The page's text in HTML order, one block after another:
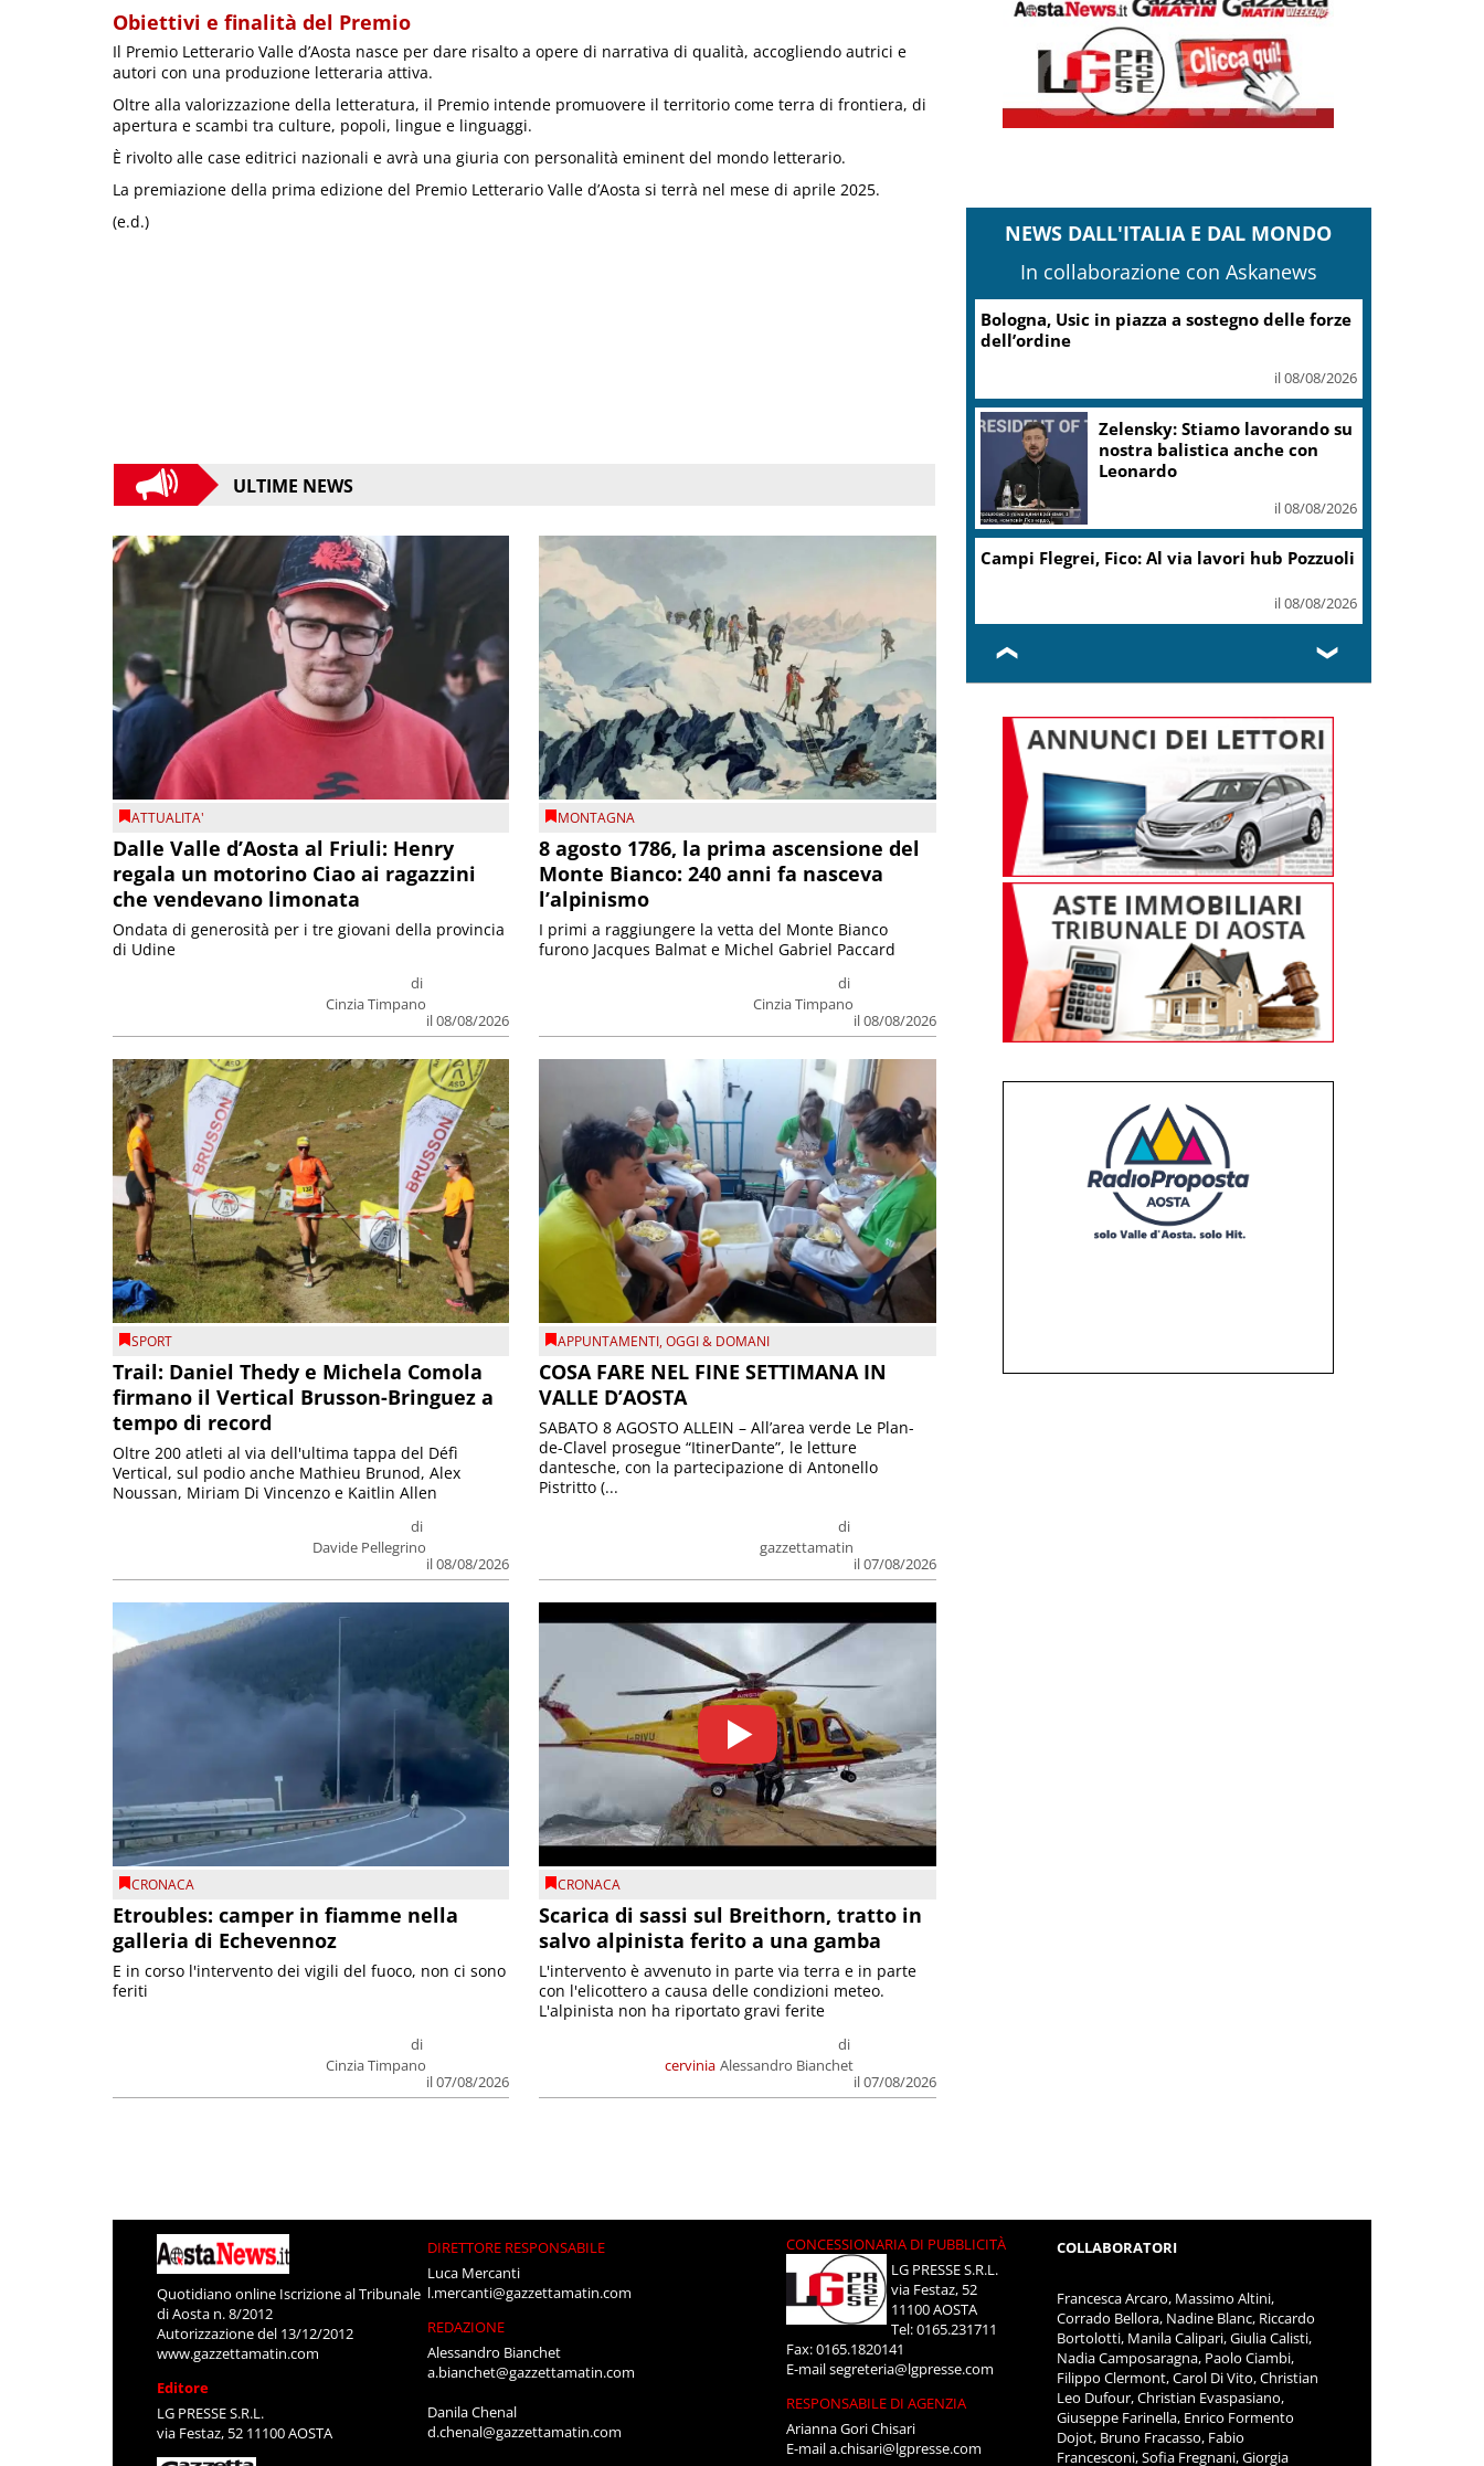
Obiettivi e finalità del Premio
Il Premio Letterario Valle d’Aosta nasce per dare risalto a opere di narrativa di qualità, accogliendo autrici e
autori con una produzione letteraria attiva.
Oltre alla valorizzazione della letteratura, il Premio intende promuovere il territorio come terra di frontiera, di
apertura e scambi tra culture, popoli, lingue e linguaggi.
È rivolto alle case editrici nazionali e avrà una giuria con personalità eminent del mondo letterario.
La premiazione della prima edizione del Premio Letterario Valle d’Aosta si terrà nel mese di aprile 2025.
(e.d.)
ULTIME NEWS
ATTUALITA'
Dalle Valle d’Aosta al Friuli: Henry
regala un motorino Ciao ai ragazzini
che vendevano limonata
di
Cinzia Timpano
il 08/08/2026
Ondata di generosità per i tre giovani della provincia
di Udine
MONTAGNA
8 agosto 1786, la prima ascensione del
Monte Bianco: 240 anni fa nasceva
l’alpinismo
di
Cinzia Timpano
il 08/08/2026
I primi a raggiungere la vetta del Monte Bianco
furono Jacques Balmat e Michel Gabriel Paccard
SPORT
Trail: Daniel Thedy e Michela Comola
firmano il Vertical Brusson-Bringuez a
tempo di record
di
Davide Pellegrino
il 08/08/2026
Oltre 200 atleti al via dell'ultima tappa del Défì
Vertical, sul podio anche Mathieu Brunod, Alex
Noussan, Miriam Di Vincenzo e Kaitlin Allen
APPUNTAMENTI,OGGI & DOMANI
COSA FARE NEL FINE SETTIMANA IN
VALLE D’AOSTA
di
gazzettamatin
il 07/08/2026
SABATO 8 AGOSTO ALLEIN – All’area verde Le Plan-
de-Clavel prosegue “ItinerDante”, le letture
dantesche, con la partecipazione di Antonello
Pistritto (...
CRONACA
Etroubles: camper in fiamme nella
galleria di Echevennoz
di
Cinzia Timpano
il 07/08/2026
E in corso l'intervento dei vigili del fuoco, non ci sono
feriti
CRONACA
Scarica di sassi sul Breithorn, tratto in
salvo alpinista ferito a una gamba
cervinia
di
Alessandro Bianchet
il 07/08/2026
L'intervento è avvenuto in parte via terra e in parte
con l'elicottero a causa delle condizioni meteo.
L'alpinista non ha riportato gravi ferite
NEWS DALL'ITALIA E DAL MONDO
In collaborazione con Askanews
Bologna, Usic in piazza a sostegno delle forze
dell’ordine
il 08/08/2026
Zelensky: Stiamo lavorando su
nostra balistica anche con
Leonardo
il 08/08/2026
Campi Flegrei, Fico: Al via lavori hub Pozzuoli
il 08/08/2026
❮ ❯
Quotidiano online Iscrizione al Tribunale
di Aosta n. 8/2012
Autorizzazione del 13/12/2012
www.gazzettamatin.com
Editore
LG PRESSE S.R.L.
via Festaz, 52 11100 AOSTA
DIRETTORE RESPONSABILE
Luca Mercanti
l.mercanti@gazzettamatin.com
REDAZIONE
Alessandro Bianchet
a.bianchet@gazzettamatin.com
Danila Chenal
d.chenal@gazzettamatin.com
CONCESSIONARIA DI PUBBLICITÀ
LG PRESSE S.R.L.
via Festaz, 52
11100 AOSTA
Tel: 0165.231711
Fax: 0165.1820141
E-mailsegreteria@lgpresse.com
RESPONSABILE DI AGENZIA
Arianna Gori Chisari
E-maila.chisari@lgpresse.com
COLLABORATORI
Francesca Arcaro, Massimo Altini,
Corrado Bellora, Nadine Blanc, Riccardo
Bortolotti, Manila Calipari, Giulia Calisti,
Nadia Camposaragna, Paolo Ciambi,
Filippo Clermont, Carol Di Vito, Christian
Leo Dufour, Christian Evaspasiano,
Giuseppe Farinella, Enrico Formento
Dojot, Bruno Fracasso, Fabio
Francesconi, Sofia Fregnani, Giorgia